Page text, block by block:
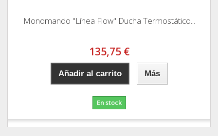
Monomando "Línea Flow" Ducha Termostático...
135,75 €
Añadir al carrito Más
En stock